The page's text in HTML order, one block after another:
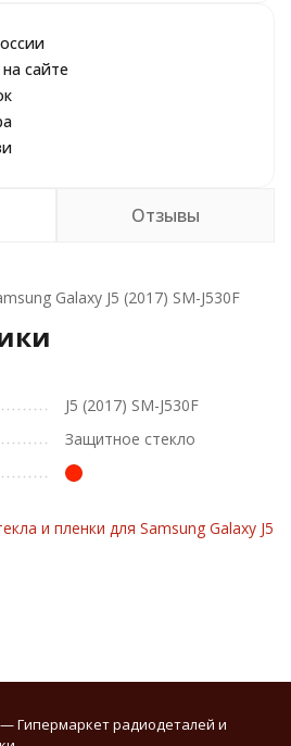
сайте
Отзывы
Galaxy J5 (2017) SM-J530F
J5 (2017) SM-J530F
Защитное стекло
и пленки для Samsung Galaxy J5
Гипермаркет радиодеталей и